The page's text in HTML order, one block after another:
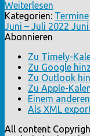
Weiterlesen
Kategorien: Termine
Juni – Juli 2022
Abonnieren
Zu Timely-
Zu Google
Zu Outlook
Zu Apple-
Einem
Als XML
All content